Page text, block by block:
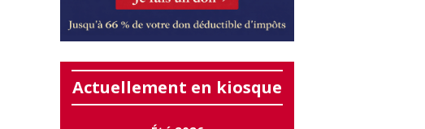
Actuellement en kiosque